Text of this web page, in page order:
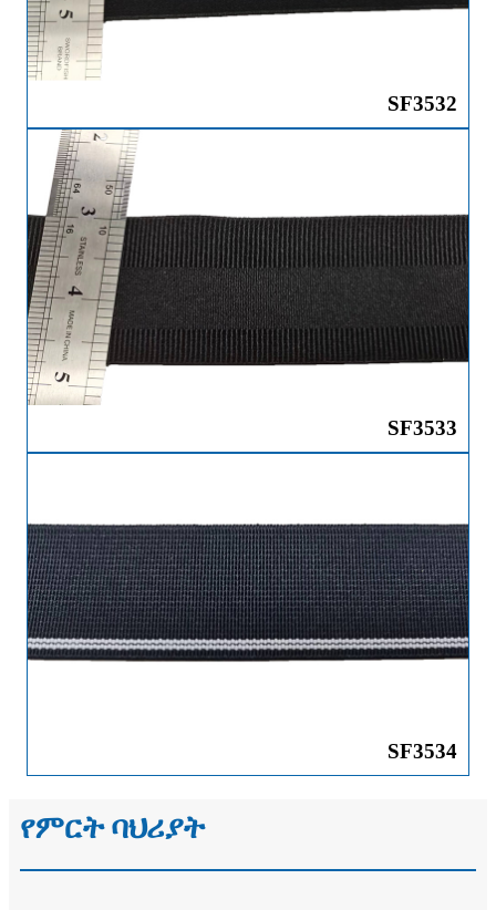
SF3532
SF3533
SF3534
የምርት ባህሪያት